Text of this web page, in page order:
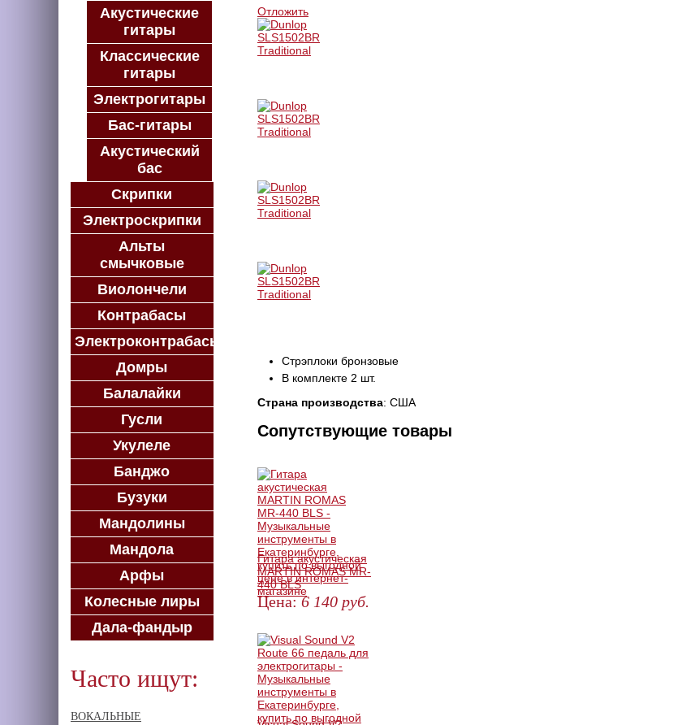
Отложить
Стрэплоки бронзовые
В комплекте 2 шт.
Страна производства: США
Сопутствующие товары
Гитара акустическая
MARTIN ROMAS MR-
440 BLS
Цена: 6 140 руб.
Акустические
гитары
Классические
гитары
Электрогитары
Бас-гитары
Акустический
бас
Скрипки
Электроскрипки
Альты
смычковые
Виолончели
Контрабасы
Электроконтрабасы
Домры
Балалайки
Гусли
Укулеле
Банджо
Бузуки
Мандолины
Мандола
Арфы
Колесные лиры
Дала-фандыр
Часто ищут:
ВОКАЛЬНЫЕ